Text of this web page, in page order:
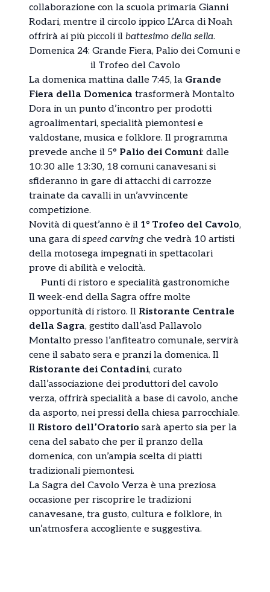
collaborazione con la scuola primaria Gianni
Rodari, mentre il circolo ippico L’Arca di Noah
offrirà ai più piccoli il battesimo della sella.
Domenica 24: Grande Fiera, Palio dei Comuni e
il Trofeo del Cavolo
La domenica mattina dalle 7:45, la Grande
Fiera della Domenica trasformerà Montalto
Dora in un punto d’incontro per prodotti
agroalimentari, specialità piemontesi e
valdostane, musica e folklore. Il programma
prevede anche il 5° Palio dei Comuni: dalle
10:30 alle 13:30, 18 comuni canavesani si
sfideranno in gare di attacchi di carrozze
trainate da cavalli in un’avvincente
competizione.
Novità di quest’anno è il 1° Trofeo del Cavolo,
una gara di speed carving che vedrà 10 artisti
della motosega impegnati in spettacolari
prove di abilità e velocità.
Punti di ristoro e specialità gastronomiche
Il week-end della Sagra offre molte
opportunità di ristoro. Il Ristorante Centrale
della Sagra, gestito dall’asd Pallavolo
Montalto presso l’anfiteatro comunale, servirà
cene il sabato sera e pranzi la domenica. Il
Ristorante dei Contadini, curato
dall’associazione dei produttori del cavolo
verza, offrirà specialità a base di cavolo, anche
da asporto, nei pressi della chiesa parrocchiale.
Il Ristoro dell’Oratorio sarà aperto sia per la
cena del sabato che per il pranzo della
domenica, con un’ampia scelta di piatti
tradizionali piemontesi.
La Sagra del Cavolo Verza è una preziosa
occasione per riscoprire le tradizioni
canavesane, tra gusto, cultura e folklore, in
un’atmosfera accogliente e suggestiva.